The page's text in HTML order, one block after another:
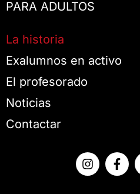
PARA ADULTOS
La historia
Exalumnos en activo
El profesorado
Noticias
Contactar